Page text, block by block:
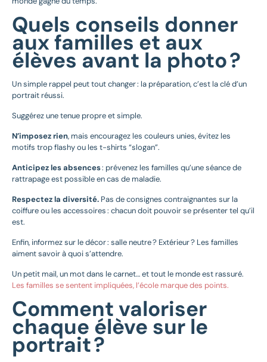
Quels conseils donner
aux familles et aux
élèves avant la photo ?
Un simple rappel peut tout changer : la préparation, c’est la clé d’un
portrait réussi.
Suggérez une tenue propre et simple.
N’imposez rien, mais encouragez les couleurs unies, évitez les
motifs trop flashy ou les t-shirts “slogan”.
Anticipez les absences: prévenez les familles qu’une séance de
rattrapage est possible en cas de maladie.
Respectez la diversité. Pas de consignes contraignantes sur la
coiffure ou les accessoires : chacun doit pouvoir se présenter tel qu’il
est.
Enfin, informez sur le décor : salle neutre ? Extérieur ? Les familles
aiment savoir à quoi s’attendre.
Un petit mail, un mot dans le carnet… et tout le monde est rassuré.
Les familles se sentent impliquées, l’école marque des points.
Comment valoriser
chaque élève sur le
portrait ?